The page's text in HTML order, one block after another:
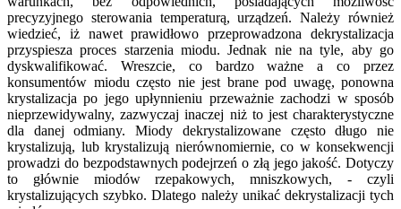
precyzyjnego sterowania temperaturą, urządzeń. Należy również
wiedzieć, iż nawet prawidłowo przeprowadzona dekrystalizacja
przyspiesza proces starzenia miodu. Jednak nie na tyle, aby go
dyskwalifikować. Wreszcie, co bardzo ważne a co przez
konsumentów miodu często nie jest brane pod uwagę, ponowna
krystalizacja po jego upłynnieniu przeważnie zachodzi w sposób
nieprzewidywalny, zazwyczaj inaczej niż to jest charakterystyczne
dla danej odmiany. Miody dekrystalizowane często długo nie
krystalizują, lub krystalizują nierównomiernie, co w konsekwencji
prowadzi do bezpodstawnych podejrzeń o złą jego jakość. Dotyczy
to głównie miodów rzepakowych, mniszkowych, - czyli
krystalizujących szybko. Dlatego należy unikać dekrystalizacji tych